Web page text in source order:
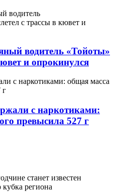
водитель «Тойоты»
и опрокинулся
с наркотиками:
превысила 527 г